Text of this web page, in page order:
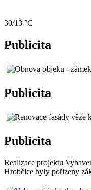
30/13 °C
Publicita
Publicita
Publicita
Realizace projektu
Hrobčice byly pořizeny